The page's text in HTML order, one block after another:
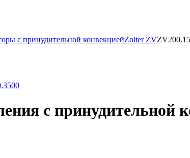
с принудительной конвекциейZolter ZV
с принудительной